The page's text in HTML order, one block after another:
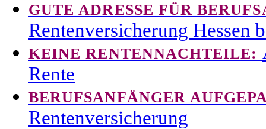
GUTE ADRESSE FÜR
Rentenversicherung Hessen
KEINE RENTENNACHTEILE:
Rente
BERUFSANFÄNGER
Rentenversicherung